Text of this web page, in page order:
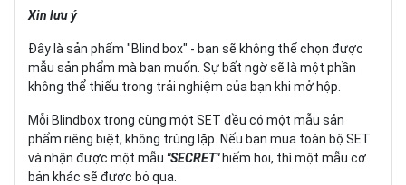
Xin lưu ý
Đây là sản phẩm "Blind box" - bạn sẽ không thể chọn được
mẫu sản phẩm mà bạn muốn. Sự bất ngờ sẽ là một phần
không thể thiếu trong trải nghiệm của bạn khi mở hộp.
Mỗi Blindbox trong cùng một SET đều có một mẫu sản
phẩm riêng biệt, không trùng lặp. Nếu bạn mua toàn bộ SET
và nhận được một mẫu "SECRET"hiếm hoi, thì một mẫu cơ
bản khác sẽ được bỏ qua.